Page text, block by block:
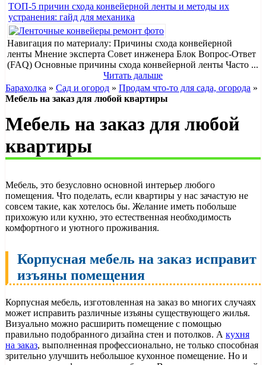
ТОП-5 причин схода конвейерной ленты и методы их
устранения: гайд для механика
Навигация по материалу: Причины схода конвейерной
ленты Мнение эксперта Совет инженера Блок Вопрос-Ответ
(FAQ) Основные причины схода конвейерной ленты Часто ...
Читать дальше
Барахолка » Сад и огород » Продам что-то для сада, огорода »
Мебель на заказ для любой квартиры
Мебель на заказ для любой
квартиры
Мебель, это безусловно основной интерьер любого
помещения. Что поделать, если квартиры у нас зачастую не
совсем такие, как хотелось бы. Желание иметь побольше
прихожую или кухню, это естественная необходимость
комфортного и уютного проживания.
Корпусная мебель на заказ исправит
изъяны помещения
Корпусная мебель, изготовленная на заказ во многих случаях
может исправить различные изъяны существующего жилья.
Визуально можно расширить помещение с помощью
правильно подобранного дизайна стен и потолков. А кухня
на заказ, выполненная профессионально, не только способная
зрительно улучшить небольшое кухонное помещение. Но и